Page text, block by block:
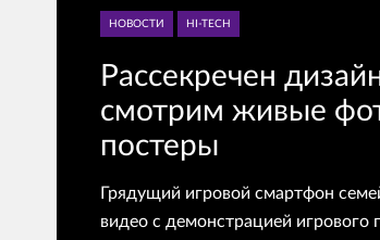
НОВОСТИ HI-TECH
Рассекречен
смотрим живые
постеры
Грядущий игровой смартфон
видео с демонстрацией игрового